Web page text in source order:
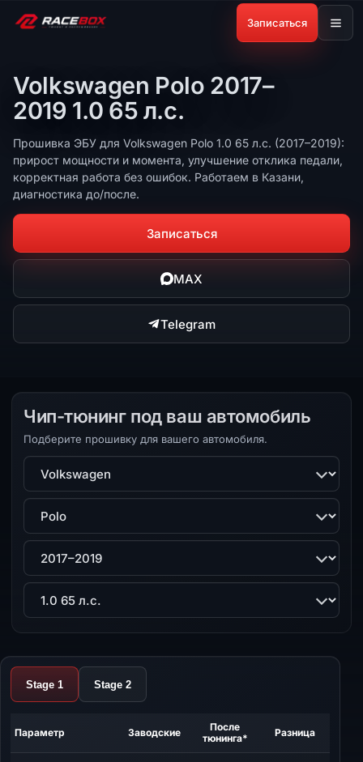
Записаться
Volkswagen Polo 2017–
2019 1.0 65 л.с.
Прошивка ЭБУ для Volkswagen Polo 1.0 65 л.с. (2017–2019):
прирост мощности и момента, улучшение отклика педали,
корректная работа без ошибок. Работаем в Казани,
диагностика до/после.
Записаться
MAX
Telegram
Чип-тюнинг под ваш автомобиль
Подберите прошивку для вашего автомобиля.
Марка
Модель
Поколение
Двигатель
Stage 1 Stage 2
Параметр Заводские
После
тюнинга*
Разница